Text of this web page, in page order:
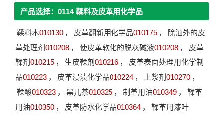
产品选择：0114 鞣料及皮革用化学品
鞣料木010130 ， 皮革翻新用化学品010175 ，
除油外的皮
革处理剂 010208 ， 使皮革软化的脱灰碱液010208 ，
皮革
鞣剂 010215 ， 生皮鞣剂 010216 ，
皮革表面处理用化学制
品010223 ， 皮革浸渍化学品010224 ， 上浆剂 010270 ，
鞣酸010323 ， 黑儿茶010325 ， 制革用油010349 ，
鞣革
用油010350 ， 皮革防水化学品010364 ，
鞣革用漆叶